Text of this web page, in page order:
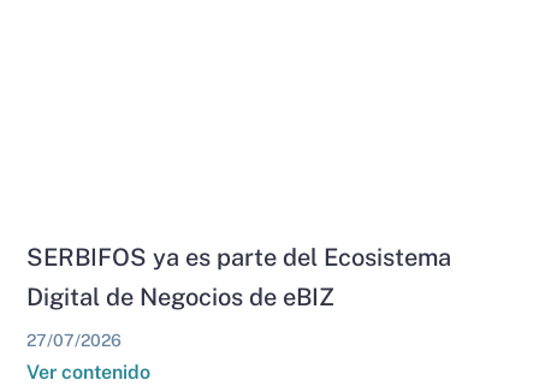
SERBIFOS ya es parte del Ecosistema
Digital de Negocios de eBIZ
27/07/2026
Ver contenido